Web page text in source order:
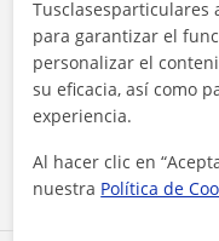
Al hacer clic, aceptas
Tusclasesparticulares
para garantizar el
personalizar el
su eficacia, así como
experiencia.
Al hacer clic en
nuestra Política de